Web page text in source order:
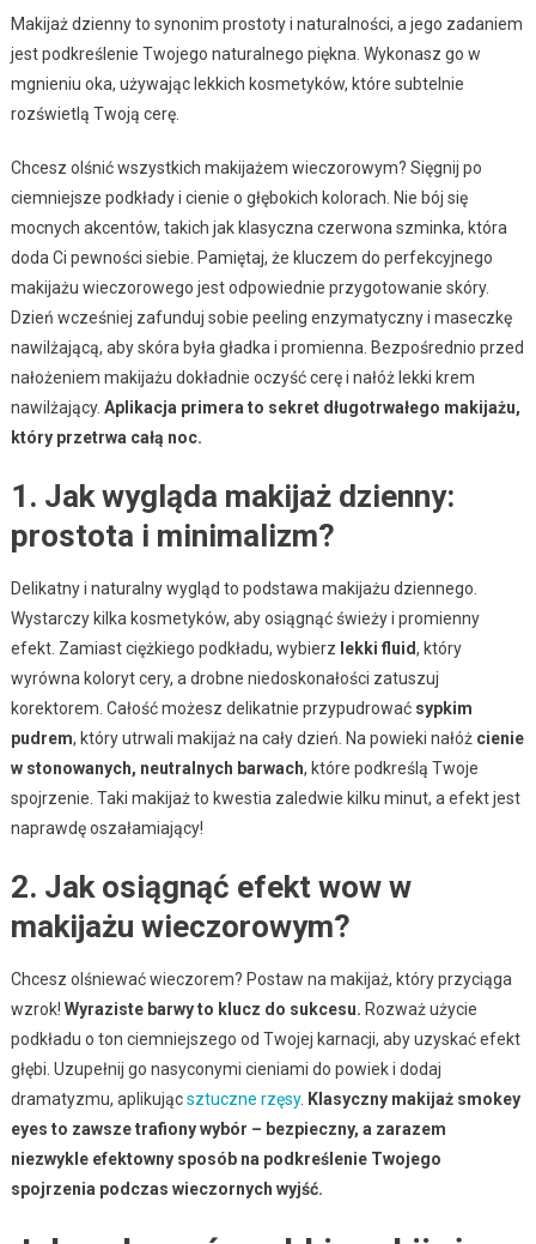
Makijaż dzienny to synonim prostoty i naturalności, a jego zadaniem
jest podkreślenie Twojego naturalnego piękna. Wykonasz go w
mgnieniu oka, używając lekkich kosmetyków, które subtelnie
rozświetlą Twoją cerę.
Chcesz olśnić wszystkich makijażem wieczorowym? Sięgnij po
ciemniejsze podkłady i cienie o głębokich kolorach. Nie bój się
mocnych akcentów, takich jak klasyczna czerwona szminka, która
doda Ci pewności siebie. Pamiętaj, że kluczem do perfekcyjnego
makijażu wieczorowego jest odpowiednie przygotowanie skóry.
Dzień wcześniej zafunduj sobie peeling enzymatyczny i maseczkę
nawilżającą, aby skóra była gładka i promienna. Bezpośrednio przed
nałożeniem makijażu dokładnie oczyść cerę i nałóż lekki krem
nawilżający. Aplikacja primera to sekret długotrwałego makijażu,
który przetrwa całą noc.
1. Jak wygląda makijaż dzienny:
prostota i minimalizm?
Delikatny i naturalny wygląd to podstawa makijażu dziennego.
Wystarczy kilka kosmetyków, aby osiągnąć świeży i promienny
efekt. Zamiast ciężkiego podkładu, wybierz lekki fluid, który
wyrówna koloryt cery, a drobne niedoskonałości zatuszuj
korektorem. Całość możesz delikatnie przypudrować sypkim
pudrem, który utrwali makijaż na cały dzień. Na powieki nałóż cienie
w stonowanych, neutralnych barwach, które podkreślą Twoje
spojrzenie. Taki makijaż to kwestia zaledwie kilku minut, a efekt jest
naprawdę oszałamiający!
2. Jak osiągnąć efekt wow w
makijażu wieczorowym?
Chcesz olśniewać wieczorem? Postaw na makijaż, który przyciąga
wzrok! Wyraziste barwy to klucz do sukcesu. Rozważ użycie
podkładu o ton ciemniejszego od Twojej karnacji, aby uzyskać efekt
głębi. Uzupełnij go nasyconymi cieniami do powiek i dodaj
dramatyzmu, aplikującsztuczne rzęsy. Klasyczny makijaż smokey
eyes to zawsze trafiony wybór – bezpieczny, a zarazem
niezwykle efektowny sposób na podkreślenie Twojego
spojrzenia podczas wieczornych wyjść.